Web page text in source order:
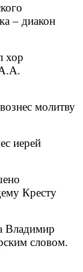
– диакон
хор
молитву
иерей
Кресту
Владимир
словом.